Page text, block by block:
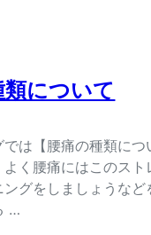
について
は【腰痛の種類につ
く腰痛にはこのスト
ングをしましょうなど
…